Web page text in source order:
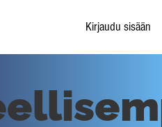
Kirjaudu sisään